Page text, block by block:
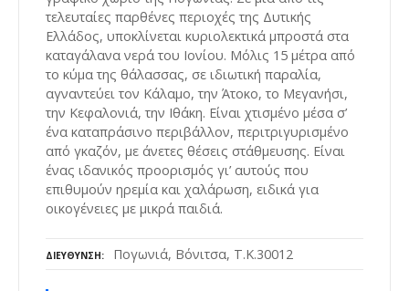
τελευταίες παρθένες περιοχές της Δυτικής
Ελλάδος, υποκλίνεται κυριολεκτικά μπροστά στα
καταγάλανα νερά του Ιονίου. Μόλις 15 μέτρα από
το κύμα της θάλασσας, σε ιδιωτική παραλία,
αγναντεύει τον Κάλαμο, την Άτοκο, το Μεγανήσι,
την Κεφαλονιά, την Ιθάκη. Είναι χτισμένο μέσα σ’
ένα καταπράσινο περιβάλλον, περιτριγυρισμένο
από γκαζόν, με άνετες θέσεις στάθμευσης. Είναι
ένας ιδανικός προορισμός γι’ αυτούς που
επιθυμούν ηρεμία και χαλάρωση, ειδικά για
οικογένειες με μικρά παιδιά.
ΔΙΕΎΘΥΝΣΗ Πογωνιά, Βόνιτσα, Τ.Κ.30012